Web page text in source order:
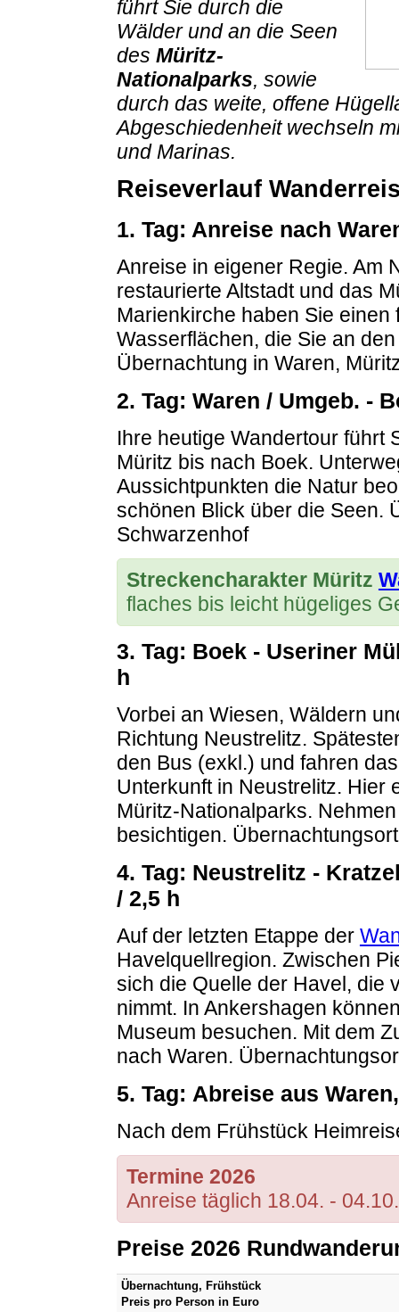
führt Sie durch die
Wälder und an die Seen
des Müritz-
Nationalparks, sowie
durch das weite, offene
Abgeschiedenheit wechseln
und Marinas.
Reiseverlauf
1. Tag: Anreise nach
Anreise in eigener Regie. Am
restaurierte Altstadt und das
Marienkirche haben Sie
Wasserflächen, die Sie an
Übernachtung in Waren,
2. Tag: Waren / Umgeb. -
Ihre heutige Wandertour führt
Müritz bis nach Boek.
Aussichtpunkten die Natur
schönen Blick über die Seen.
Schwarzenhof
Streckencharakter Müritz
flaches bis leicht hügeliges
3. Tag: Boek - Useriner
h
Vorbei an Wiesen, Wäldern
Richtung Neustrelitz.
den Bus (exkl.) und fahren
Unterkunft in Neustrelitz. Hier
Müritz-Nationalparks.
besichtigen.
4. Tag: Neustrelitz -
/ 2,5 h
Auf der letzten Etappe der
Havelquellregion. Zwischen
sich die Quelle der Havel, die
nimmt. In Ankershagen
Museum besuchen. Mit dem
nach Waren.
5. Tag: Abreise aus
Nach dem Frühstück
Termine 2026
Anreise täglich 18.04. - 04.10.
Preise 2026
Übernachtung, Frühstück
Preis pro Person in Euro